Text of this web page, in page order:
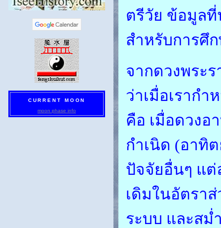
CURRENT MOON
moon phase info
ตรีวัย ข้อมูล
สำหรับการศึ
จากดวงพระ
ว่าเมื่อเราก
คือ เมื่อดวง
กำเนิด (อาทิ
ปัจจัยอื่นๆ แต่
เดิมในอัตรา
ระบบ และสม่